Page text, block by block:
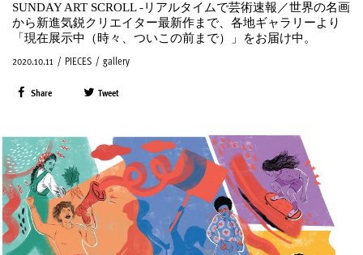
SUNDAY ART SCROLL -リアルタイムで芸術速報／世界の名画
から新進気鋭クリエイター最新作まで、各地ギャラリーより
「現在展示中（時々、ついこの前まで）」をお届け中。
2020.10.11 / PIECES / gallery
Share Tweet